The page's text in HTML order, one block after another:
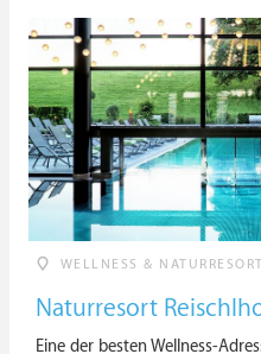
WELLNESS &
Naturresort
Eine der besten Wellness-